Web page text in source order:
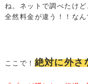
ね。ネットで調べたけ
全然料金が違う！！なん
ここで！ 絶対に外さ